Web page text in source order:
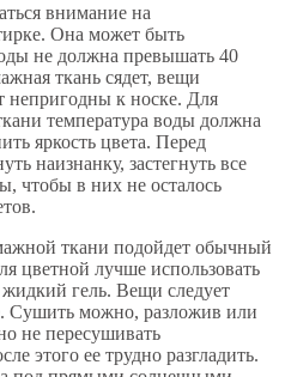
внимание на
Она может быть
не должна превышать 40
ткань сядет, вещи
непригодны к носке. Для
температура воды должна
яркость цвета. Перед
наизнанку, застегнуть все
чтобы в них не осталось
ткани подойдет обычный
цветной лучше использовать
гель. Вещи следует
Сушить можно, разложив или
не пересушивать
этого ее трудно разгладить.